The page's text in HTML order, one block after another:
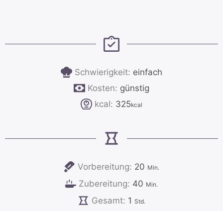
Schwierigkeit: einfach
Kosten: günstig
kcal: 325kcal
Vorbereitung: 20Minuten
Min.
Zubereitung: 40 Minuten
Min.
Gesamt: 1 Stunde
Std.